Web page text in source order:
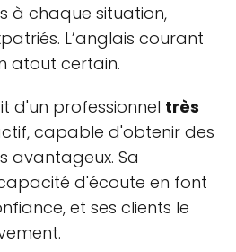
à chaque situation,
L’anglais courant
atout certain.
d'un professionnel très
capable d'obtenir des
avantageux. Sa
d'écoute en font
et ses clients le